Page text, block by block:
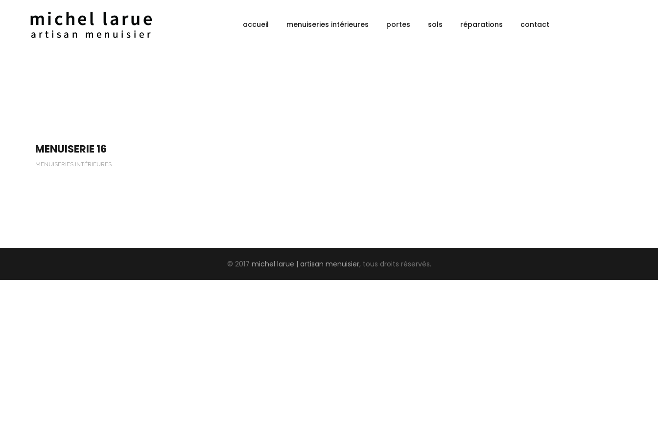
accueil menuiseries intérieures portes sols réparations contact
MENUISERIE 16
MENUISERIES INTÉRIEURES
© 2017 michel larue | artisan menuisier, tous droits réservés.